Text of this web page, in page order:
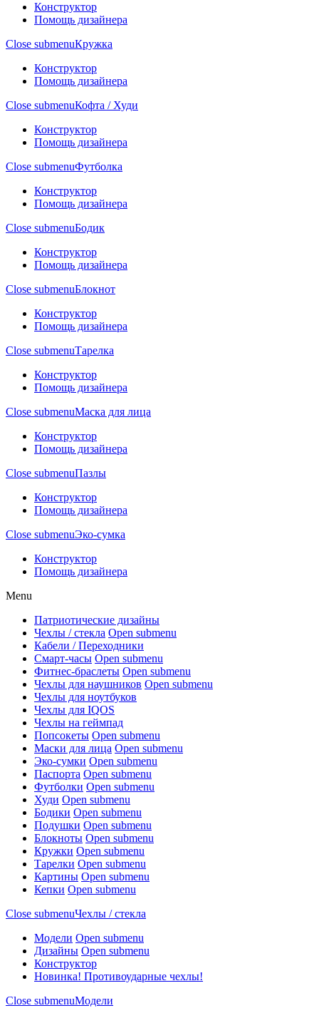
Конструктор
Помощь дизайнера
Close submenuКружка
Конструктор
Помощь дизайнера
Close submenuКофта / Худи
Конструктор
Помощь дизайнера
Close submenuФутболка
Конструктор
Помощь дизайнера
Close submenuБодик
Конструктор
Помощь дизайнера
Close submenuБлокнот
Конструктор
Помощь дизайнера
Close submenuТарелка
Конструктор
Помощь дизайнера
Close submenuМаска для лица
Конструктор
Помощь дизайнера
Close submenuПазлы
Конструктор
Помощь дизайнера
Close submenuЭко-сумка
Конструктор
Помощь дизайнера
Menu
Патриотические дизайны
Чехлы / стекла Open submenu
Кабели / Переходники
Смарт-часы Open submenu
Фитнес-браслеты Open submenu
Чехлы для наушников Open submenu
Чехлы для ноутбуков
Чехлы для IQOS
Чехлы на геймпад
Попсокеты Open submenu
Маски для лица Open submenu
Эко-сумки Open submenu
Паспорта Open submenu
Футболки Open submenu
Худи Open submenu
Бодики Open submenu
Подушки Open submenu
Блокноты Open submenu
Кружки Open submenu
Тарелки Open submenu
Картины Open submenu
Кепки Open submenu
Close submenuЧехлы / стекла
Модели Open submenu
Дизайны Open submenu
Конструктор
Новинка! Противоударные чехлы!
Close submenuМодели